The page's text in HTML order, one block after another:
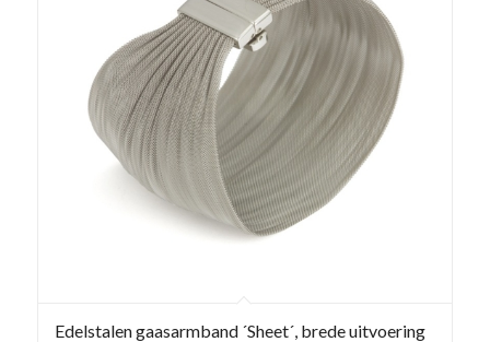
Edelstalen gaasarmband ´Sheet´, brede uitvoering